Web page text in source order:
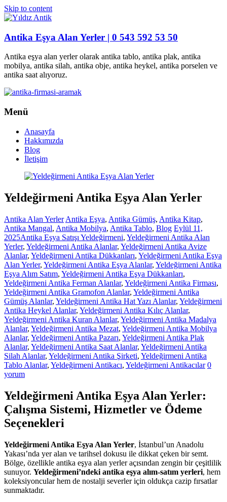
Skip to content
Antika Eşya Alan Yerler | 0 543 592 53 50
Antika eşya alan yerler olarak antika tablo, antika plak, antika
mobilya, antika silah, antika obje, antika heykel, antika porselen ve
antika saat alıyoruz.
Menü
Anasayfa
Hakkımızda
Blog
İletişim
Yeldeğirmeni Antika Eşya Alan Yerler
Antika Alan Yerler Antika Eşya, Antika Gümüş, Antika Kitap,
Antika Mangal, Antika Mobilya, Antika Tablo, Blog Eylül 11,
2025Antika Eşya Satışı Yeldeğirmeni, Yeldeğirmeni Antika Alan
Yerler, Yeldeğirmeni Antika Alanlar, Yeldeğirmeni Antika Avize
Alanlar, Yeldeğirmeni Antika Dükkanları, Yeldeğirmeni Antika Eşya
Alan Yerler, Yeldeğirmeni Antika Eşya Alanlar, Yeldeğirmeni Antika
Eşya Alım Satım, Yeldeğirmeni Antika Eşya Dükkanları,
Yeldeğirmeni Antika Ferman Alanlar, Yeldeğirmeni Antika Firması,
Yeldeğirmeni Antika Gramofon Alanlar, Yeldeğirmeni Antika
Gümüş Alanlar, Yeldeğirmeni Antika Hat Yazı Alanlar, Yeldeğirmeni
Antika Heykel Alanlar, Yeldeğirmeni Antika Kılıç Alanlar,
Yeldeğirmeni Antika Kuran Alanlar, Yeldeğirmeni Antika Madalya
Alanlar, Yeldeğirmeni Antika Mezat, Yeldeğirmeni Antika Mobilya
Alanlar, Yeldeğirmeni Antika Pazarı, Yeldeğirmeni Antika Plak
Alanlar, Yeldeğirmeni Antika Saat Alanlar, Yeldeğirmeni Antika
Silah Alanlar, Yeldeğirmeni Antika Şirketi, Yeldeğirmeni Antika
Tablo Alanlar, Yeldeğirmeni Antikacı, Yeldeğirmeni Antikacılar 0
yorum
Yeldeğirmeni Antika Eşya Alan Yerler:
Çalışma Sistemi, Hizmetler ve Ödeme
Seçenekleri
Yeldeğirmeni Antika Eşya Alan Yerler, İstanbul’un Anadolu
Yakası’nda yer alan ve tarihsel dokusu ile dikkat çeken bir semt.
Bölge, özellikle antika eşya alan yerler açısından zengin bir çeşitlilik
sunuyor. Yeldeğirmeni’ndeki antika eşya alım-satım yerleri, hem
koleksiyoncular hem de nostalji severler için oldukça cazip fırsatlar
sunmaktadır.